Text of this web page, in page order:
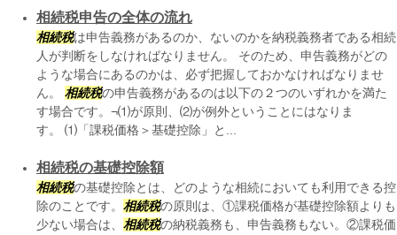
相続税申告の全体の流れ
相続税は申告義務があるのか、ないのかを納税義務者である相続
人が判断をしなければなりません。 そのため、申告義務がどの
ような場合にあるのかは、必ず把握しておかなければなりませ
ん。 相続税の申告義務があるのは以下の２つのいずれかを満た
す場合です。¬⑴が原則、⑵が例外ということにはなりま
す。 ⑴「課税価格＞基礎控除」と...
相続税の基礎控除額
相続税の基礎控除とは、どのような相続においても利用できる控
除のことです。 相続税の原則は、①課税価格が基礎控除額よりも
少ない場合は、 相続税の納税義務も、申告義務もない。②課税価